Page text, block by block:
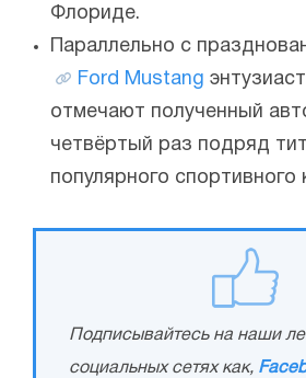
Флориде.
Параллельно с
Ford Mustang
отмечают полученный
четвёртый раз подряд
популярного спортивного
Подписывайтесь на наши
социальных сетях как,